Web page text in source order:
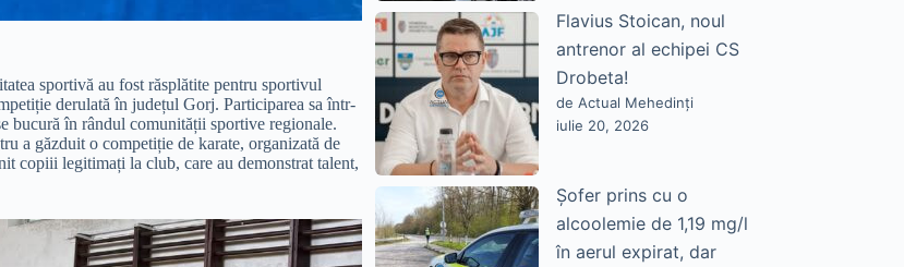
sportivă au fost răsplătite pentru sportivul
derulată în județul Gorj. Participarea sa într-
bucură în rândul comunității sportive regionale.
a găzduit o competiție de karate, organizată de
legitimați la club, care au demonstrat talent,
Flavius Stoican, noul
antrenor al echipei CS
Drobeta!
de Actual Mehedinți
iulie 20, 2026
Șofer prins cu o
alcoolemie de 1,19 mg/l
în aerul expirat, dar